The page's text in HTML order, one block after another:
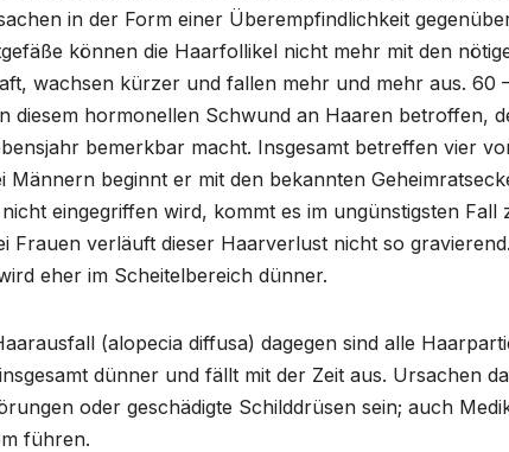
in der Form einer Überempfindlichkeit
können die Haarfollikel nicht mehr mit den
wachsen kürzer und fallen mehr und mehr aus. 60
diesem hormonellen Schwund an Haaren betroffen,
bemerkbar macht. Insgesamt betreffen vier
Männern beginnt er mit den bekannten
eingegriffen wird, kommt es im ungünstigsten
Frauen verläuft dieser Haarverlust nicht so
eher im Scheitelbereich dünner.
(alopecia diffusa) dagegen sind alle
dünner und fällt mit der Zeit aus. Ursachen
oder geschädigte Schilddrüsen sein; auch
führen.